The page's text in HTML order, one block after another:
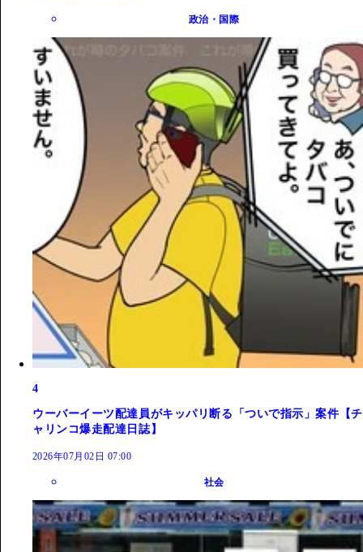
政治・国際
4
ウーバーイーツ配達員がキッパリ断る「ついで指示」案件【チ
ャリンコ爆走配達日誌】
2026年07月02日 07:00
社会